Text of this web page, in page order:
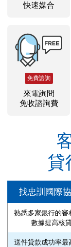
快速媒合
免費諮詢
來電詢問
免收諮詢費
貸
找忠訓國際
熟悉多家銀行的審
數據提高核
送件貸款成功率最